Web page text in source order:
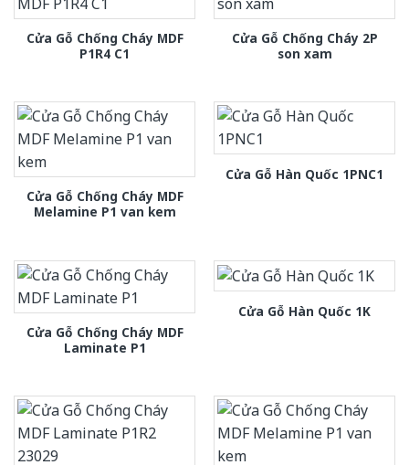
Cửa Gỗ Chống Cháy MDF
P1R4 C1
Cửa Gỗ Chống Cháy 2P
son xam
Cửa Gỗ Chống Cháy MDF
Melamine P1 van kem
Cửa Gỗ Hàn Quốc 1PNC1
Cửa Gỗ Chống Cháy MDF
Laminate P1
Cửa Gỗ Hàn Quốc 1K